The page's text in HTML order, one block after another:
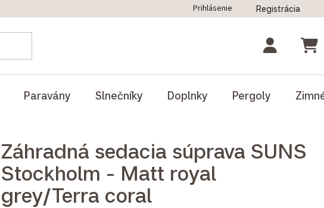
Odstúpenie od zmluvy
Prihlásenie Registrácia
Paravány Slnečníky Doplnky Pergoly
Záhradná sedacia súprava SUNS
Stockholm - Matt royal
grey/Terra coral